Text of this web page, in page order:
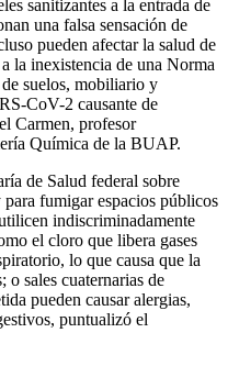
sanitizantes a la entrada de
una falsa sensación de
pueden afectar la salud de
la inexistencia de una Norma
suelos, mobiliario y
CoV-2 causante de
Carmen, profesor
Química de la BUAP.
de Salud federal sobre
fumigar espacios públicos
indiscriminadamente
el cloro que libera gases
lo que causa que la
o sales cuaternarias de
pueden causar alergias,
puntualizó el